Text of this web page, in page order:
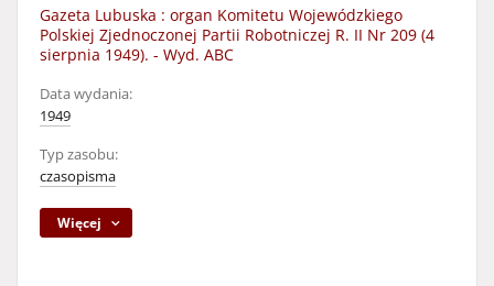
Gazeta Lubuska : organ Komitetu Wojewódzkiego
Polskiej Zjednoczonej Partii Robotniczej R. II Nr 209 (4
sierpnia 1949). - Wyd. ABC
Data wydania:
1949
Typ zasobu:
czasopisma
Więcej